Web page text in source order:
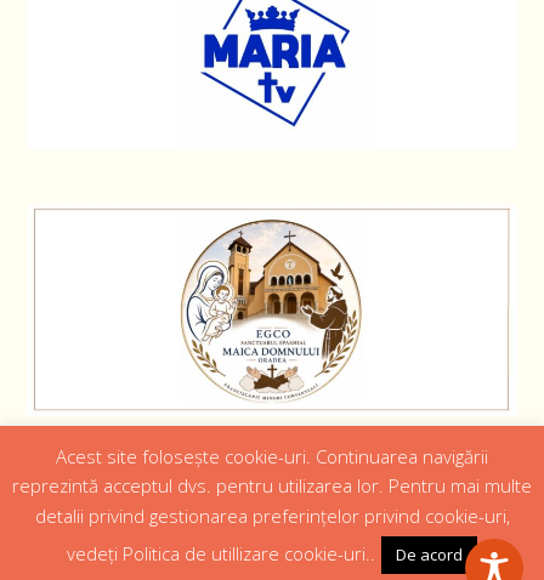
Designed by
Istoric Episcopul Institutii Media
Cateheza
Parteneri
Politică confidențialitate
Acest site folosește cookie-uri. Continuarea navigării
reprezintă acceptul dvs. pentru utilizarea lor. Pentru mai multe
detalii privind gestionarea preferințelor privind cookie-uri,
vedeți Politica de utillizare cookie-uri..
De acord